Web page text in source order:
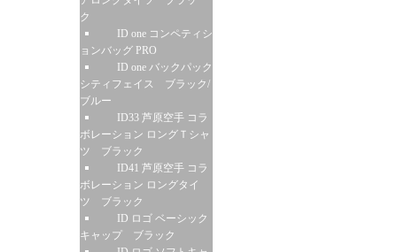
ク
ID one コンペティシ
ョンバッグ PRO
ID one バックパック
シティフェイス ブラック/
ブルー
ID33 芦原空手 コラ
ボレーション ロングＴシャ
ツ ブラック
ID41 芦原空手 コラ
ボレーション ロングタイ
ツ ブラック
ID ロゴ ベーシック
キャップ ブラック